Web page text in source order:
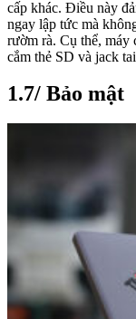
cấp khác. Điều này
ngay lập tức mà
rườm rà. Cụ thể,
cắm thẻ SD và jack
1.7/ Bảo mật